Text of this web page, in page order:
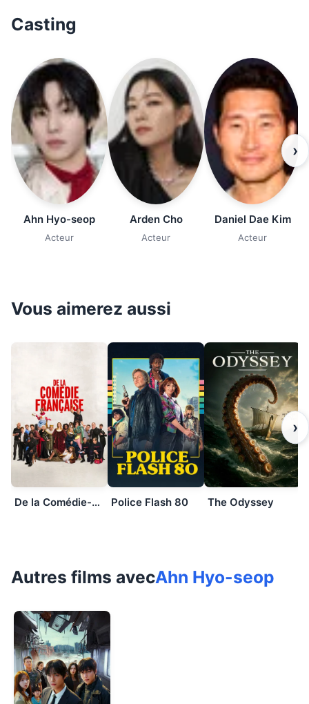
Casting
Ahn Hyo-seop
Acteur
Arden Cho
Acteur
Daniel Dae Kim
Acteur
›
Vous aimerez aussi
De la Comédie-Française Police Flash 80 The Odyssey
›
Autres films avecAhn Hyo-seop